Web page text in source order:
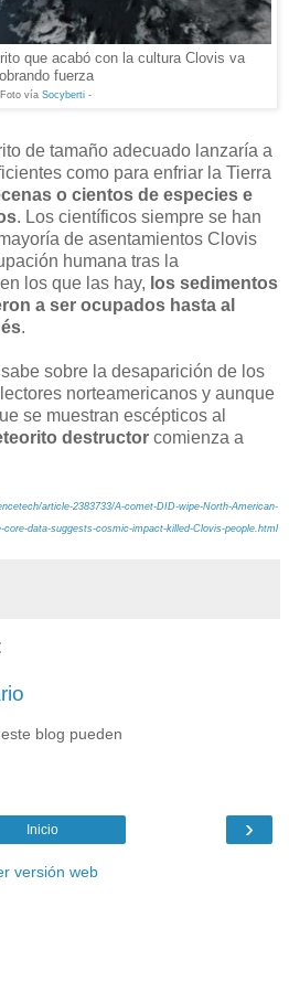
que acabó con la cultura Clovis va
fuerza
vía Socyberti-
de tamaño adecuado lanzaría a
como para enfriar la Tierra
o cientos de especies e
. Los científicos siempre se han
de asentamientos Clovis
humana tras la
los que las hay, los sedimentos
a ser ocupados hasta al
.
sobre la desaparición de los
norteamericanos y aunque
se muestran escépticos al
destructor comienza a
article-2383733/A-comet-DID-wipe-North-American-
core-data-suggests-cosmic-impact-killed-Clovis-people.html
blog pueden
›
Inicio
versión web